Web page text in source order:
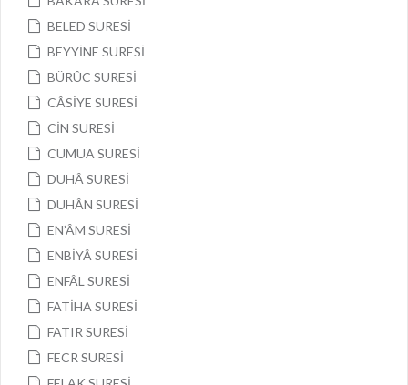
BELED SURESİ
BEYYİNE SURESİ
BÜRÛC SURESİ
CÂSİYE SURESİ
CİN SURESİ
CUMUA SURESİ
DUHÂ SURESİ
DUHÂN SURESİ
EN’ÂM SURESİ
ENBİYÂ SURESİ
ENFÂL SURESİ
FATİHA SURESİ
FATIR SURESİ
FECR SURESİ